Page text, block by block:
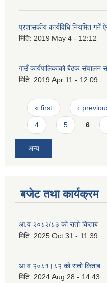
प्रशासकीय कार्यविधि नियमित
मिति: 2019 May 4 - 12:12
गाउँ कार्यपालिकाको बैठक संचालन
मिति: 2019 Apr 11 - 12:09
Pages
« first ‹
4 5 6
अन्य
बजेट तथा कार्यक्रम
आ.व २०८२/८३ को रातो किताब
मिति: 2025 Oct 31 - 11:39
आ.व २०८१।८२ को रातो किताब
मिति: 2024 Aug 28 - 14:43